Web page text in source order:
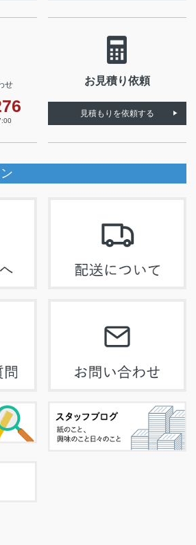
せ お見積り依頼
見積もりを依頼する